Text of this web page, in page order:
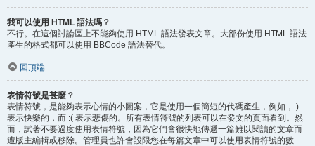
我可以使用 HTML 語法嗎？
不行。在這個討論區上不能夠使用 HTML 語法發表文章。大部份使用 HTML 語法
產生的格式都可以使用 BBCode 語法替代。
回頂端
表情符號是甚麼？
表情符號，是能夠表示心情的小圖案，它是使用一個簡短的代碼產生，例如，:)
表示快樂的，而 :( 表示悲傷的。所有表情符號的列表可以在發文的頁面看到。然
而，試著不要過度使用表情符號，因為它們會很快地傳遞一篇難以閱讀的文章而
遭版主編輯或移除。管理員也許會設限您在每篇文章中可以使用表情符號的數